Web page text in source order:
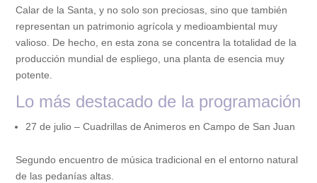
Calar de la Santa, y no solo son preciosas, sino que también
representan un patrimonio agrícola y medioambiental muy
valioso. De hecho, en esta zona se concentra la totalidad de la
producción mundial de espliego, una planta de esencia muy
potente.
Lo más destacado de la programación
27 de julio – Cuadrillas de Animeros en Campo de San Juan
Segundo encuentro de música tradicional en el entorno natural
de las pedanías altas.